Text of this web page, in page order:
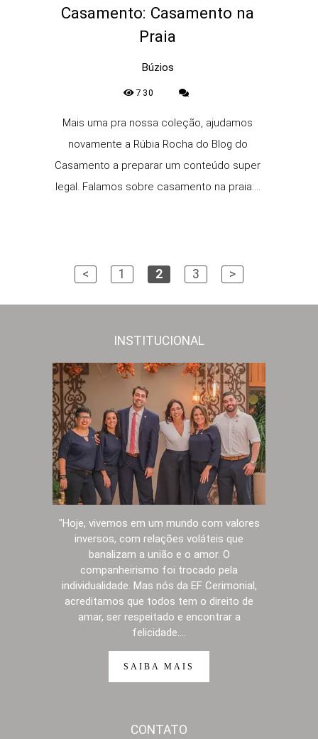
Casamento: Casamento na
Praia
Búzios
730
Mais uma pra nossa coleção, ajudamos
novamente a Rúbia Rocha do Blog do
Casamento a preparar um conteúdo super
legal. Falamos sobre casamento na praia:...
< 1 2 3 >
INSTITUCIONAL
"Hoje, vivemos em um mundo com valores
inversos, com relações voláteis que
banalizam a união e o amor. O
companheirismo foi trocado pela
individualidade. Mas nós da EF Cerimonial,
acreditamos que todos tem o direito de
amar, ser respeitado e encontrar a
felicidade....
SAIBA MAIS
CONTATO